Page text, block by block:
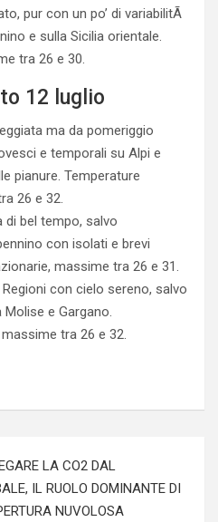
pur con un po’ di variabilitÃ
e sulla Sicilia orientale.
tra 26 e 30.
12 luglio
ma da pomeriggio
e temporali su Alpi e
pianure. Temperature
26 e 32.
di bel tempo, salvo
con isolati e brevi
massime tra 26 e 31.
con cielo sereno, salvo
e Gargano.
tra 26 e 32.
LA CO2 DAL
IL RUOLO DOMINANTE DI
NUVOLOSA